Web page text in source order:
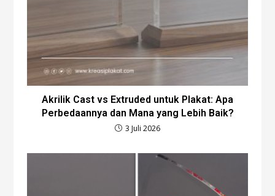
Akrilik Cast vs Extruded untuk Plakat: Apa
Perbedaannya dan Mana yang Lebih Baik?
3 Juli 2026